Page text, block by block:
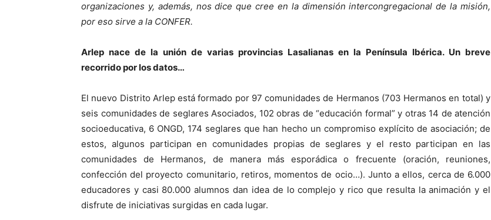
organizaciones y, además, nos dice que cree en la dimensión intercongregacional de la misión,
por eso sirve a la CONFER.
Arlep nace de la unión de varias provincias Lasalianas en la Península Ibérica. Un breve
recorrido por los datos…
El nuevo Distrito Arlep está formado por 97 comunidades de Hermanos (703 Hermanos en total) y
seis comunidades de seglares Asociados, 102 obras de “educación formal” y otras 14 de atención
socioeducativa, 6 ONGD, 174 seglares que han hecho un compromiso explícito de asociación; de
estos, algunos participan en comunidades propias de seglares y el resto participan en las
comunidades de Hermanos, de manera más esporádica o frecuente (oración, reuniones,
confección del proyecto comunitario, retiros, momentos de ocio…). Junto a ellos, cerca de 6.000
educadores y casi 80.000 alumnos dan idea de lo complejo y rico que resulta la animación y el
disfrute de iniciativas surgidas en cada lugar.